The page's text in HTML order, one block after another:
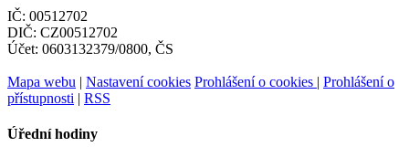
IČ: 00512702
DIČ: CZ00512702
Účet: 0603132379/0800, ČS
Mapa webu | Nastavení cookies Prohlášení o cookies | Prohlášení o
přístupnosti | RSS
Úřední hodiny